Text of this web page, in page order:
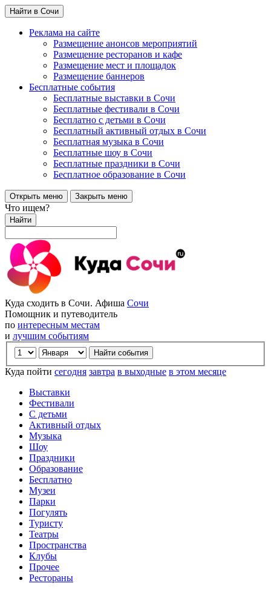
Найти в Сочи
Реклама на сайте
Размещение анонсов мероприятий
Размещение ресторанов и кафе
Размещение мест и площадок
Размещение баннеров
Бесплатные события
Бесплатные выставки в Сочи
Бесплатные фестивали в Сочи
Бесплатно с детьми в Сочи
Бесплатный активный отдых в Сочи
Бесплатная музыка в Сочи
Бесплатные шоу в Сочи
Бесплатные праздники в Сочи
Бесплатное образование в Сочи
Открыть меню Закрыть меню
Что ищем?
Найти
Куда сходить в Сочи. Афиша Сочи
Помощник и путеводитель
по интересным местам
и лучшим событиям
Куда пойти сегодня завтра в выходные в этом месяце
Выставки
Фестивали
С детьми
Активный отдых
Музыка
Шоу
Праздники
Образование
Бесплатно
Музеи
Парки
Погулять
Туристу
Театры
Пространства
Клубы
Прочее
Рестораны